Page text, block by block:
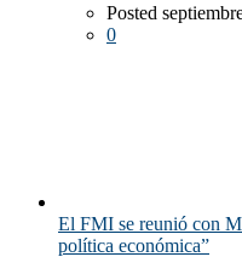
Posted
0
El FMI se reunió con
política económica”